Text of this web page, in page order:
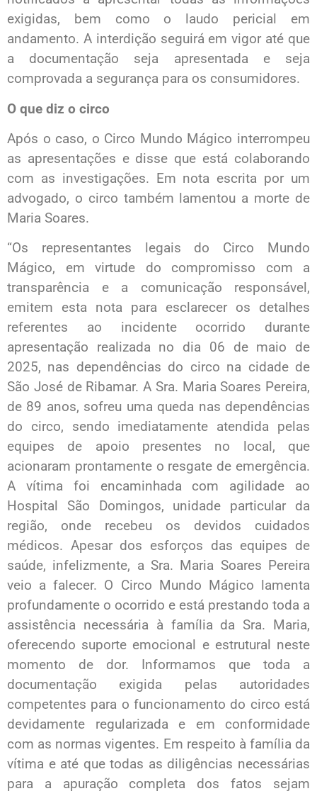
exigidas, bem como o laudo pericial em
andamento. A interdição seguirá em vigor até que
a documentação seja apresentada e seja
comprovada a segurança para os consumidores.
O que diz o circo
Após o caso, o Circo Mundo Mágico interrompeu
as apresentações e disse que está colaborando
com as investigações. Em nota escrita por um
advogado, o circo também lamentou a morte de
Maria Soares.
“Os representantes legais do Circo Mundo
Mágico, em virtude do compromisso com a
transparência e a comunicação responsável,
emitem esta nota para esclarecer os detalhes
referentes ao incidente ocorrido durante
apresentação realizada no dia 06 de maio de
2025, nas dependências do circo na cidade de
São José de Ribamar. A Sra. Maria Soares Pereira,
de 89 anos, sofreu uma queda nas dependências
do circo, sendo imediatamente atendida pelas
equipes de apoio presentes no local, que
acionaram prontamente o resgate de emergência.
A vítima foi encaminhada com agilidade ao
Hospital São Domingos, unidade particular da
região, onde recebeu os devidos cuidados
médicos. Apesar dos esforços das equipes de
saúde, infelizmente, a Sra. Maria Soares Pereira
veio a falecer. O Circo Mundo Mágico lamenta
profundamente o ocorrido e está prestando toda a
assistência necessária à família da Sra. Maria,
oferecendo suporte emocional e estrutural neste
momento de dor. Informamos que toda a
documentação exigida pelas autoridades
competentes para o funcionamento do circo está
devidamente regularizada e em conformidade
com as normas vigentes. Em respeito à família da
vítima e até que todas as diligências necessárias
para a apuração completa dos fatos sejam